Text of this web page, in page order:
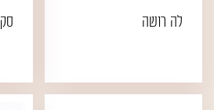
לה רושה